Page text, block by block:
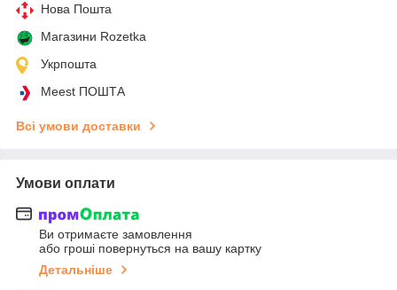
Нова Пошта
Магазини Rozetka
Укрпошта
Meest ПОШТА
Всі умови доставки
Умови оплати
Ви отримаєте замовлення
або гроші повернуться на вашу картку
Детальніше